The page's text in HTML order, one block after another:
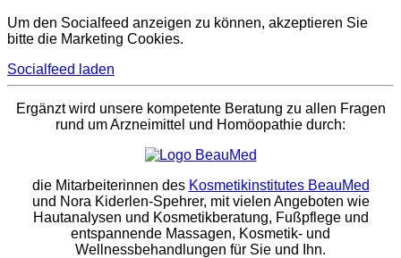
Um den Socialfeed anzeigen zu können, akzeptieren Sie
bitte die Marketing Cookies.
Socialfeed laden
Ergänzt wird unsere kompetente Beratung zu allen Fragen
rund um Arzneimittel und Homöopathie durch:
die Mitarbeiterinnen des Kosmetikinstitutes BeauMed
und Nora Kiderlen-Spehrer, mit vielen Angeboten wie
Hautanalysen und Kosmetikberatung, Fußpflege und
entspannende Massagen, Kosmetik- und
Wellnessbehandlungen für Sie und Ihn.